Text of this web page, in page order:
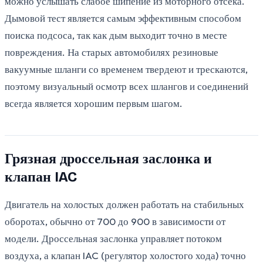
Дымовой тест является самым эффективным способом
поиска подсоса, так как дым выходит точно в месте
повреждения. На старых автомобилях резиновые
вакуумные шланги со временем твердеют и трескаются,
поэтому визуальный осмотр всех шлангов и соединений
всегда является хорошим первым шагом.
Грязная дроссельная заслонка и
клапан IAC
Двигатель на холостых должен работать на стабильных
оборотах, обычно от 700 до 900 в зависимости от
модели. Дроссельная заслонка управляет потоком
воздуха, а клапан IAC (регулятор холостого хода) точно